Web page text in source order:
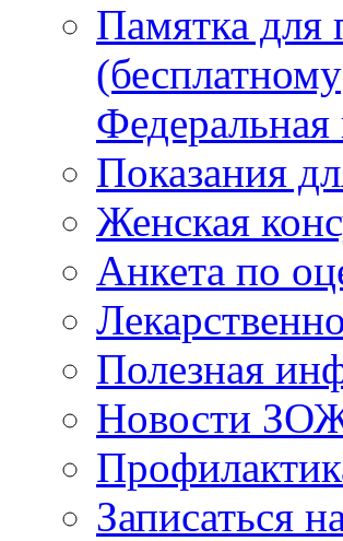
Памятка для
Показания
Женская
Анкета по
Полезная
Новости
Записаться